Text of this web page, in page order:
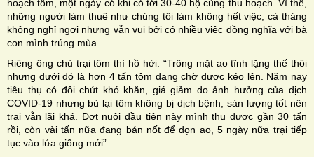
hoạch tôm, một ngày có khi có tới 30-40 hộ cùng thu hoạch. Vì thế,
những người làm thuê như chúng tôi làm không hết việc, cả tháng
không nghỉ ngơi nhưng vẫn vui bởi có nhiều việc đồng nghĩa với bà
con mình trúng mùa.
Riêng ông chủ trại tôm thì hồ hởi: “Trông mặt ao tĩnh lặng thế thôi
nhưng dưới đó là hơn 4 tấn tôm đang chờ được kéo lên. Năm nay
tiêu thụ có đôi chút khó khăn, giá giảm do ảnh hưởng của dịch
COVID-19 nhưng bù lại tôm không bị dịch bệnh, sản lượng tốt nên
trại vẫn lãi khá. Đợt nuôi đầu tiên này mình thu được gần 30 tấn
rồi, còn vài tấn nữa đang bán nốt để dọn ao, 5 ngày nữa trại tiếp
tục vào lứa giống mới”.